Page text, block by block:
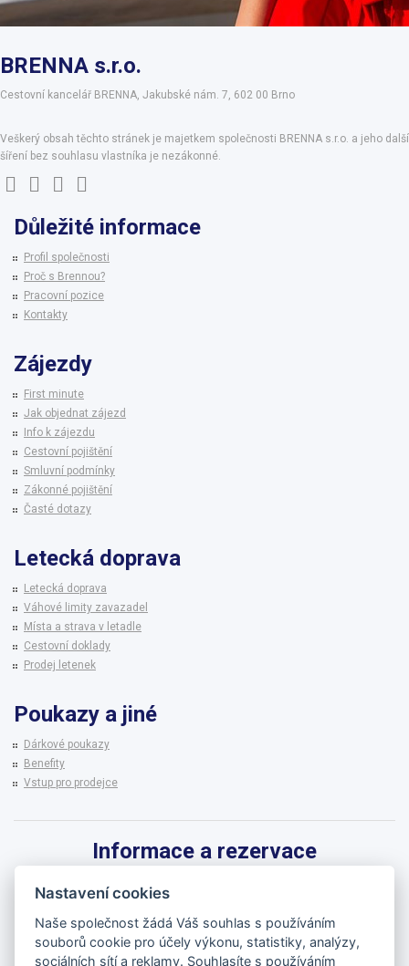
BRENNA s.r.o.
Cestovní kancelář BRENNA, Jakubské nám. 7, 602 00 Brno
Veškerý obsah těchto stránek je majetkem společnosti BRENNA s.r.o. a jeho další
šíření bez souhlasu vlastníka je nezákonné.
Důležité informace
Profil společnosti
Proč s Brennou?
Pracovní pozice
Kontakty
Zájezdy
First minute
Jak objednat zájezd
Info k zájezdu
Cestovní pojištění
Smluvní podmínky
Zákonné pojištění
Časté dotazy
Letecká doprava
Letecká doprava
Váhové limity zavazadel
Místa a strava v letadle
Cestovní doklady
Prodej letenek
Poukazy a jiné
Dárkové poukazy
Benefity
Vstup pro prodejce
Informace a rezervace
542 215 256
brenna@brenna.cz
Nastavení cookies
Naše společnost žádá Váš souhlas s používáním
souborů cookie pro účely výkonu, statistiky, analýzy,
sociálních sítí a reklamy. Souhlasíte s používáním